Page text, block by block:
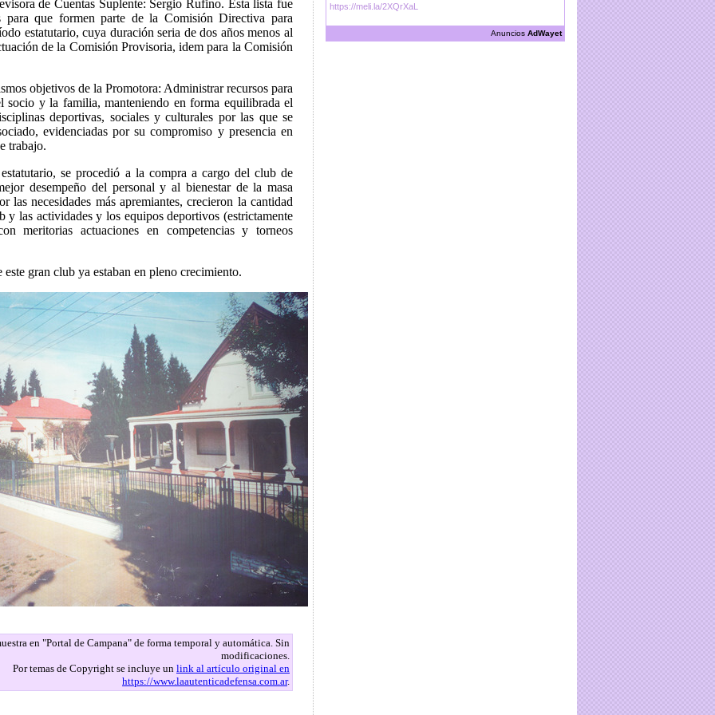
de Cuentas Suplente: Sergio Rufino. Esta lista fue
que formen parte de la Comisión Directiva para
estatutario, cuya duración seria de dos años menos al
de la Comisión Provisoria, idem para la Comisión
objetivos de la Promotora: Administrar recursos para
socio y la familia, manteniendo en forma equilibrada el
deportivas, sociales y culturales por las que se
evidenciadas por su compromiso y presencia en
trabajo.
se procedió a la compra a cargo del club de
desempeño del personal y al bienestar de la masa
las necesidades más apremiantes, crecieron la cantidad
y las actividades y los equipos deportivos (estrictamente
meritorias actuaciones en competencias y torneos
gran club ya estaban en pleno crecimiento.
en "Portal de Campana" de forma temporal y automática. Sin
modificaciones.
Por temas de Copyright se incluye un link al artículo original en
https://www.laautenticadefensa.com.ar.
https://meli.la/2XQrXaL
Anuncios AdWayet